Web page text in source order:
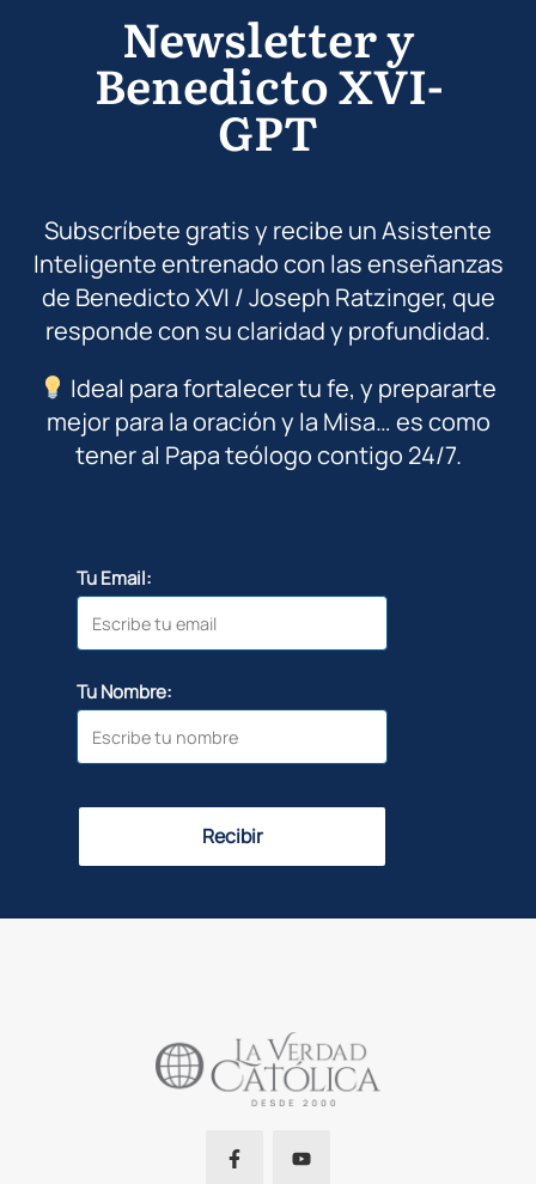
Newsletter y
Benedicto XVI-
GPT
Subscríbete gratis y recibe un Asistente
Inteligente entrenado con las enseñanzas
de Benedicto XVI / Joseph Ratzinger, que
responde con su claridad y profundidad.
Ideal para fortalecer tu fe, y prepararte
mejor para la oración y la Misa… es como
tener al Papa teólogo contigo 24/7.
Tu Email:
Tu Nombre:
Recibir